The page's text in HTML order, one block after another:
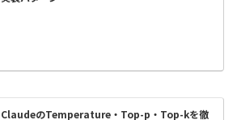
ClaudeのTemperature・Top-p・Top-kを徹